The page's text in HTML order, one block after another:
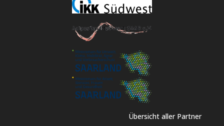
Übersicht aller Partner